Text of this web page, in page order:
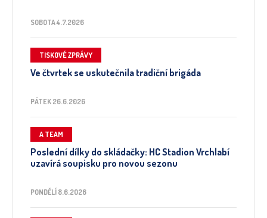
SOBOTA 4.7.2026
TISKOVÉ ZPRÁVY
Ve čtvrtek se uskutečnila tradiční brigáda
PÁTEK 26.6.2026
A TEAM
Poslední dílky do skládačky: HC Stadion Vrchlabí
uzavírá soupisku pro novou sezonu
PONDĚLÍ 8.6.2026